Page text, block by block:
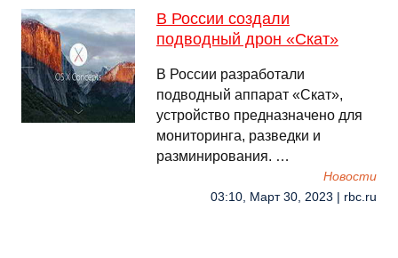
В России создали
подводный дрон «Скат»
В России разработали
подводный аппарат «Скат»,
устройство предназначено для
мониторинга, разведки и
разминирования. …
Новости
03:10, Март 30, 2023 | rbc.ru